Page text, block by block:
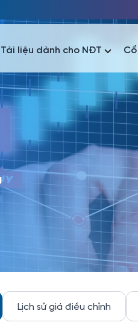
Thông tin giao dịch Công
Tài liệu dành cho NĐT
Thông tin giao dịch
Lịch sử giá điều chỉnh